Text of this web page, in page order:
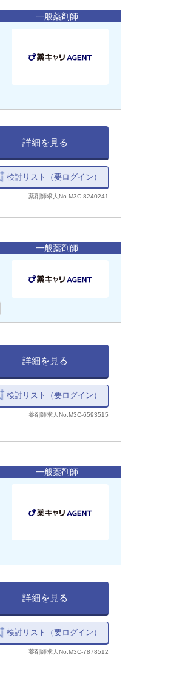
一般薬剤師
詳細を見る
検討リスト（要ログイン）
薬剤師求人No.M3C-8240241
一般薬剤師
詳細を見る
検討リスト（要ログイン）
薬剤師求人No.M3C-6593515
一般薬剤師
詳細を見る
検討リスト（要ログイン）
薬剤師求人No.M3C-7878512